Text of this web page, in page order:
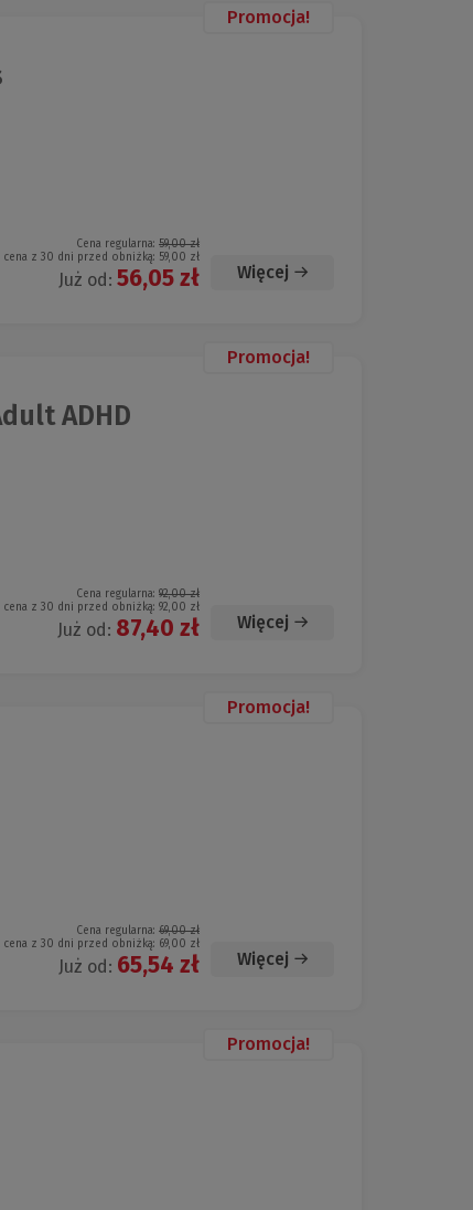
Promocja!
Cena regularna: 59,00 zł
cena z 30 dni przed obniżką: 59,00 zł
Już od: 56,05 zł Więcej
Promocja!
ADHD
Cena regularna: 92,00 zł
cena z 30 dni przed obniżką: 92,00 zł
Już od: 87,40 zł Więcej
Promocja!
Cena regularna: 69,00 zł
cena z 30 dni przed obniżką: 69,00 zł
Już od: 65,54 zł Więcej
Promocja!